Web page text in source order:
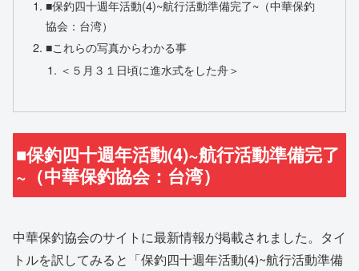
■保釣四十週年活動(4)~航行活動準備完了~（中華保釣
協会：台湾）
■これらの写真からわかる事
＜５月３１日頃に進水式をした舟＞
■保釣四十週年活動(4)~航行活動準備完了
~（中華保釣協会：台湾）
中華保釣協会のサイトに最新情報が掲載されました。タイ
トルを訳してみると「保釣四十週年活動(4)~航行活動準備